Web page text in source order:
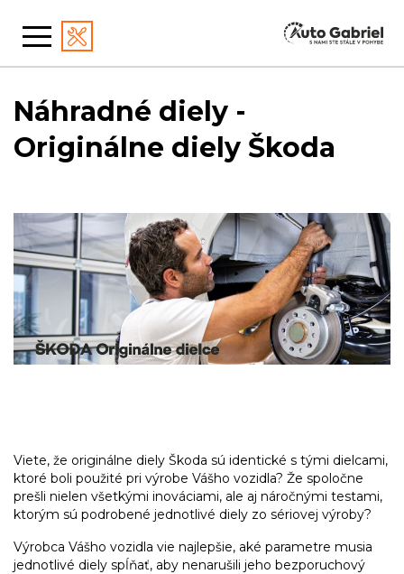
Náhradné diely -
Originálne diely Škoda
Viete, že originálne diely Škoda sú identické s tými dielcami,
ktoré boli použité pri výrobe Vášho vozidla? Že spoločne
prešli nielen všetkými inováciami, ale aj náročnými testami,
ktorým sú podrobené jednotlivé diely zo sériovej výroby?
Výrobca Vášho vozidla vie najlepšie, aké parametre musia
jednotlivé diely spĺňať, aby nenarušili jeho bezporuchový